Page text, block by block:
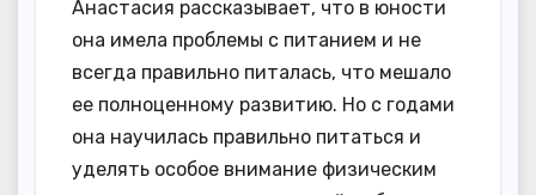
Анастасия рассказывает, что в юности
она имела проблемы с питанием и не
всегда правильно питалась, что мешало
ее полноценному развитию. Но с годами
она научилась правильно питаться и
уделять особое внимание физическим